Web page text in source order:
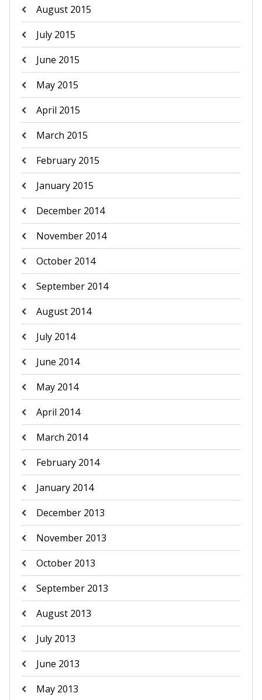
August 2015
July 2015
June 2015
May 2015
April 2015
March 2015
February 2015
January 2015
December 2014
November 2014
October 2014
September 2014
August 2014
July 2014
June 2014
May 2014
April 2014
March 2014
February 2014
January 2014
December 2013
November 2013
October 2013
September 2013
August 2013
July 2013
June 2013
May 2013